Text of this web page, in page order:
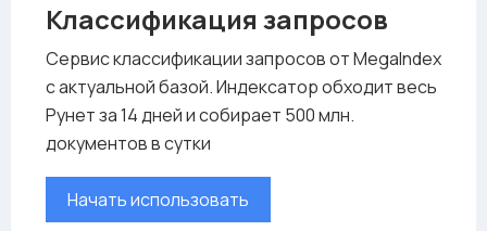
Классификация запросов
Сервис классификации запросов от MegaIndex
с актуальной базой. Индексатор обходит весь
Рунет за 14 дней и собирает 500 млн.
документов в сутки
Начать использовать